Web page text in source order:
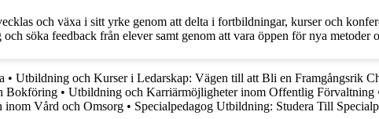
och växa i sitt yrke genom att delta i fortbildningar, kurser och
söka feedback från elever samt genom att vara öppen för nya metoder
• Utbildning och Kurser i Ledarskap: Vägen till att Bli en Framgångsrik
Bokföring • Utbildning och Karriärmöjligheter inom Offentlig Förvaltning
inom Vård och Omsorg • Specialpedagog Utbildning: Studera Till